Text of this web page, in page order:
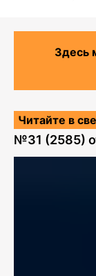
Здесь
Читайте в
№31 (2585)